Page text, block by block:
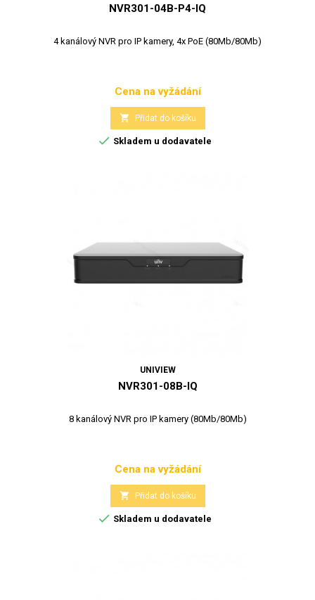
NVR301-04B-P4-IQ
4 kanálový NVR pro IP kamery, 4x PoE (80Mb/80Mb)
Cena
Cena na vyžádání
 Přidat do košíku
 Skladem u dodavatele
UNIVIEW
NVR301-08B-IQ
8 kanálový NVR pro IP kamery (80Mb/80Mb)
Cena
Cena na vyžádání
 Přidat do košíku
 Skladem u dodavatele